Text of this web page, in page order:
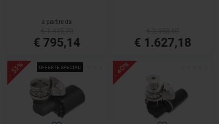
a partire da
€ 795,14 € 1.627,18
OFFERTE SPECIALI
- 53% - 40%